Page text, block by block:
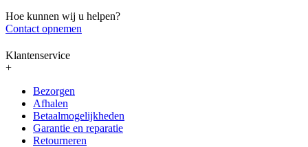
Hoe kunnen wij u helpen?
Contact opnemen
Klantenservice
+
Bezorgen
Afhalen
Betaalmogelijkheden
Garantie en reparatie
Retourneren